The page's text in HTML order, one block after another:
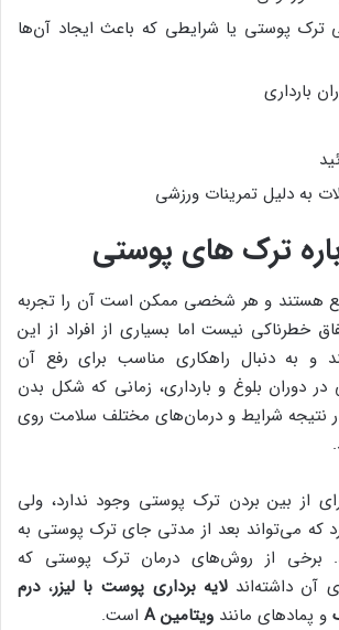
ترک پوستی یا شرایطی که باعث ایجاد آن‌ها
بارداری
به دلیل تمرینات ورزشی
ترک های پوستی
هستند و هر شخصی ممکن است آن را تجربه
خطرناکی نیست اما بسیاری از افراد از این
و به دنبال راهکاری مناسب برای رفع آن
دوران بلوغ و بارداری، زمانی که شکل بدن
نتیجه شرایط و درمان‌های مختلف سلامت روی
از بین بردن ترک پوستی وجود ندارد، ولی
که می‌تواند بعد از مدتی جای ترک پوستی به
برخی از روش‌های درمان ترک پوستی که
آن داشته‌اندلایه برداری پوست با لیزر،درم
و پمادهای مانند ویتامینA است.